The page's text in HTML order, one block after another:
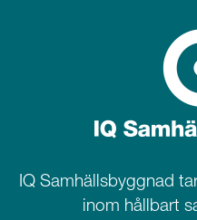
IQ Samhällsbyggnad
inom hållbart